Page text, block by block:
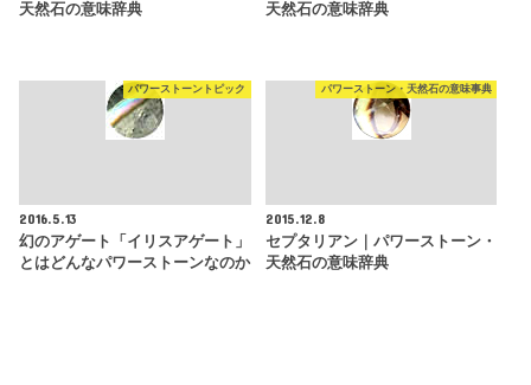
天然石の意味辞典
天然石の意味辞典
パワーストーントピック
2016.5.13
幻のアゲート「イリスアゲート」
とはどんなパワーストーンなのか
パワーストーン・天然石の意味事典
2015.12.8
セプタリアン｜パワーストーン・
天然石の意味辞典